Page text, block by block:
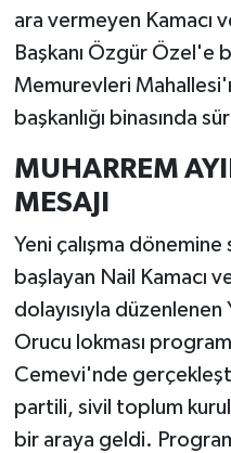
ara vermeyen Kamacı
Başkanı Özgür Özel'e
Memurevleri
başkanlığı binasında
MUHARREM
MESAJI
Yeni çalışma
başlayan Nail Kamacı
dolayısıyla
Orucu lokması
Cemevi'nde
partili, sivil toplum
bir araya geldi.